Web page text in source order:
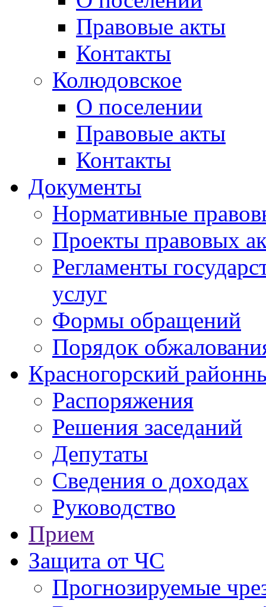
Правовые акты
Контакты
Колюдовское
О поселении
Правовые акты
Контакты
Документы
Нормативные
Проекты правовых
Регламенты
услуг
Формы обращений
Порядок
Красногорский
Распоряжения
Решения заседаний
Депутаты
Сведения о доходах
Руководство
Прием
Защита от ЧС
Прогнозируемые